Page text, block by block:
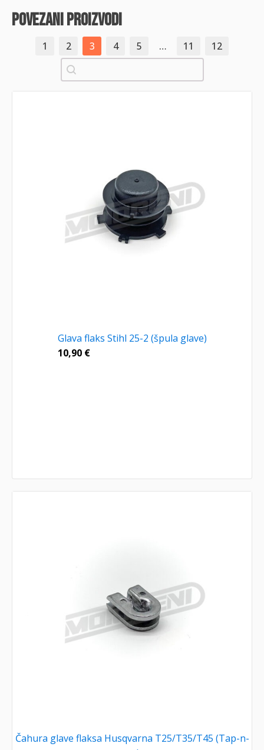
povezani proizvodi
1 2 3 4 5 … 11
12
Pretraži
Glava flaks Stihl 25-2 (špula glave)
10,90 €
Čahura glave flaksa Husqvarna T25/T35/T45 (Tap-n-